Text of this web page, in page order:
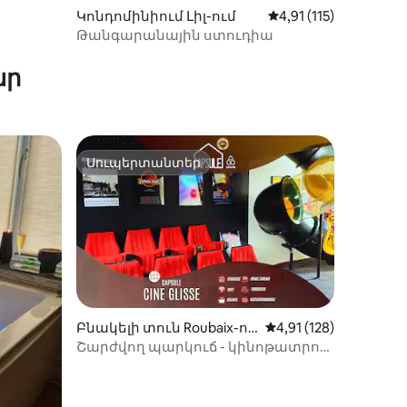
Կոնդոմինիում Լիլ-ում Միջին վարկանիշը՝
4,91 (115)
Թանգարանային ստուդիա
Սուպերտանտեր
Սուպերտանտեր
Բնակելի տուն Roubaix-ու
մ
Միջին վարկանիշը՝
4,91 (128)
Շարժվող պարկուճ - կինոթատրոն